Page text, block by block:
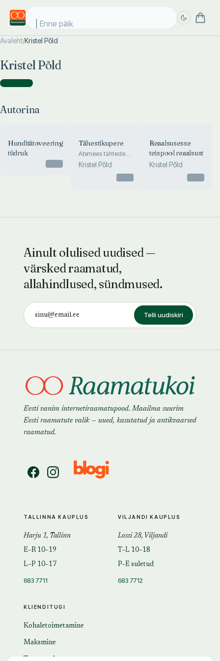
Enne päike
Avaleht/Kristel Põld
Kristel Põld
Autorina )
Autorina
Hunditätoveeringuga
tüdruk
Tähestikupere
Abimees tähtede
õppimisel
Kristel Põld
Reaalsusesse
teispool reaalsust
Kristel Põld
Ainult olulised uudised —
värsked raamatud,
allahindlused, sündmused.
Telli uudiskiri
Eesti vanim internetiraamatupood. Maailma suurim
Eesti raamatute valik — uued, kasutatud ja antikvaarsed
raamatud.
KLIENDITUGI
Kohaletoimetamine
Maksmine
TALLINNA KAUPLUS
Harju 1, Tallinn
E–R 10–19
L–P 10–17
683 7711
VILJANDI KAUPLUS
Lossi 28, Viljandi
T–L 10–18
P–E suletud
683 7712